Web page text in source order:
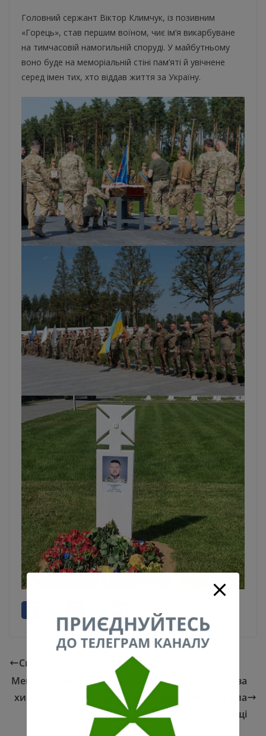
Головний сержант Віктор Климчук, із позивним
«Горець», став першим воїном, чиє ім’я викарбуване
на тимчасовій намогильній споруді. У майбутньому
воно буде на меморіальній стіні пам’яті й увічнене
серед імен тих, хто віддав життя за Україну.
Співоче поле
Меморіальний монумент загиблим киянам — за
хисникам та захисницям на Берковецькому кла
довищі